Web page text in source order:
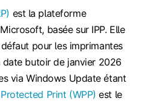
est la plateforme
basée sur IPP. Elle
pour les imprimantes
date butoir de janvier 2026
via Windows Update étant
Print (WPP) est le